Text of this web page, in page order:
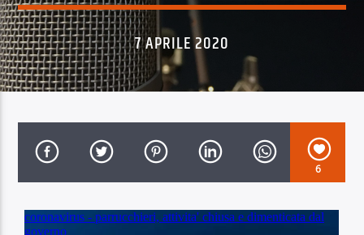
TRACCIA CORRENTE
AZZURRAFM
Contattaci allo 0321 626286 oppure a
info@radioazzurra.net
Stazione Azzurra FM
7 APRILE 2020
6